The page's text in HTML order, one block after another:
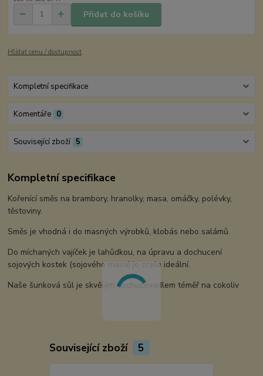
Přidat do košíku
Hlídat cenu / dostupnost
Kompletní specifikace
Komentáře 0
Související zboží 5
Kompletní specifikace
Kořenící směs na brambory, hranolky, masa, omáčky, polévky,
těstoviny.
Směs je vhodná i do masných výrobků, klobás nebo salámů.
Do míchaných vajíček je lahůdkou, na úpravu a dochucení
sojových kostek (sojového masa) je zcela ideální.
Naše šunková sůl je skvělým dochucovadlem téměř na cokoliv
Související zboží 5